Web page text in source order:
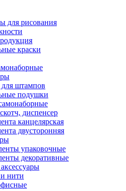
для рисования
краски
штампов
подушки
диспенсер
канцелярская
двусторонняя
упаковочные
декоративные
нити